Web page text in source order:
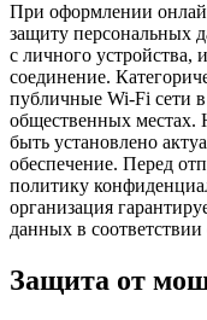
При оформлении
защиту персональных
с личного устройства,
соединение.
публичные Wi-Fi сети
общественных местах.
быть установлено
обеспечение. Перед
политику
организация
данных в соответствии
Защита от